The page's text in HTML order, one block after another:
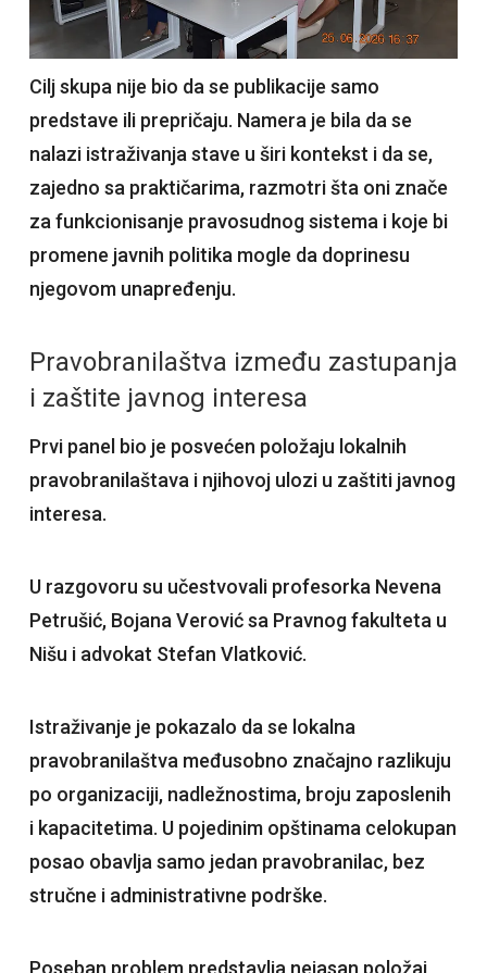
Cilj skupa nije bio da se publikacije samo
predstave ili prepričaju. Namera je bila da se
nalazi istraživanja stave u širi kontekst i da se,
zajedno sa praktičarima, razmotri šta oni znače
za funkcionisanje pravosudnog sistema i koje bi
promene javnih politika mogle da doprinesu
njegovom unapređenju.
Pravobranilaštva između zastupanja
i zaštite javnog interesa
Prvi panel bio je posvećen položaju lokalnih
pravobranilaštava i njihovoj ulozi u zaštiti javnog
interesa.
U razgovoru su učestvovali profesorka Nevena
Petrušić, Bojana Verović sa Pravnog fakulteta u
Nišu i advokat Stefan Vlatković.
Istraživanje je pokazalo da se lokalna
pravobranilaštva međusobno značajno razlikuju
po organizaciji, nadležnostima, broju zaposlenih
i kapacitetima. U pojedinim opštinama celokupan
posao obavlja samo jedan pravobranilac, bez
stručne i administrativne podrške.
Poseban problem predstavlja nejasan položaj